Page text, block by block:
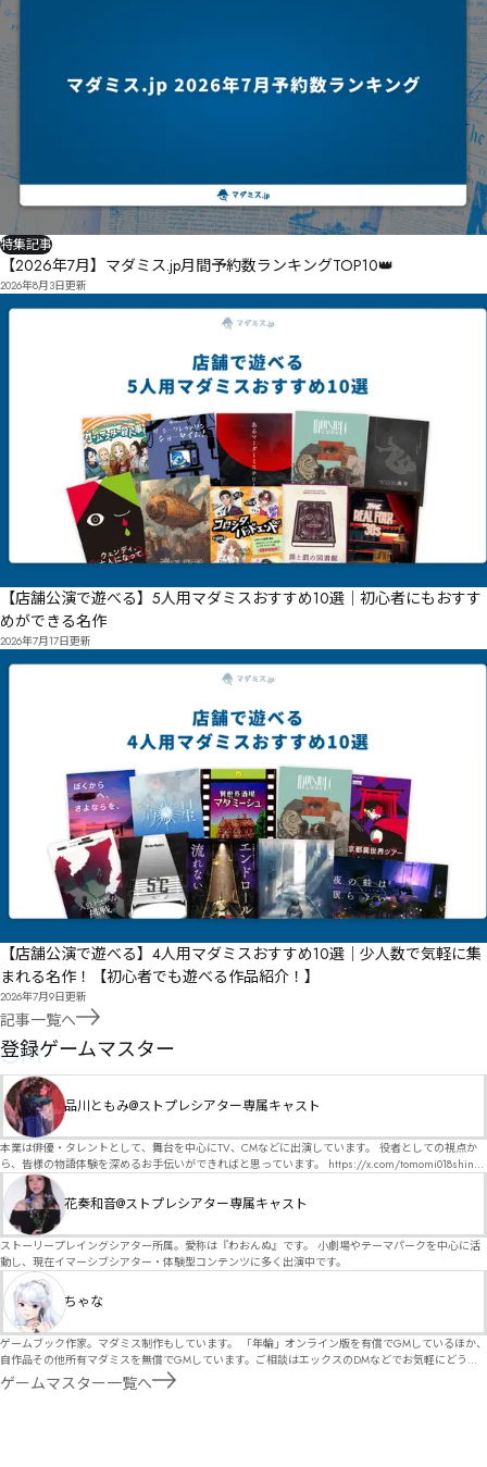
㉸㊙㊈㊰㊠餣夦湌㊂㊵㊗柩鷨㊐㊤礵㊼㊢㊦
羄導㋓㊔㋕㊖㊱㊖㊳㊘㊳㊤㊭Őő
㊗㊸㋗罶柌㋂况圛㋭㊞㋧㊪㋇㊦㊵㊸㊧㋢㊾򸼂
特集記事
【2026年7月】マダミス.jp月間予約数ランキングTOP10👑
2026年8月3日更新
【店舗公演で遊べる】5人用マダミスおすすめ10選｜初心者にもおすす
めができる名作
2026年7月17日更新
【店舗公演で遊べる】4人用マダミスおすすめ10選｜少人数で気軽に集
まれる名作！【初心者でも遊べる作品紹介！】
2026年7月9日更新
記事一覧へ
GM
登録ゲームマスター
品川ともみ@ストプレシアター専属キャスト
本業は俳優・タレントとして、舞台を中心にTV、CMなどに出演しています。 役者としての視点か
ら、皆様の物語体験を深めるお手伝いができればと思っています。 https://x.com/tomomi018shin?
s=11 活動内容はSNSにて投稿しています。 SPT所属。 ストーリープレイングシアター「星詠みの
標」にてGMデビュー。 ボードゲーム×体感型演劇 イマーシブカフェ「コアクト」(不定期開催)出
演中。
花奏和音@ストプレシアター専属キャスト
ストーリープレイングシアター所属。愛称は『わおんぬ』です。 小劇場やテーマパークを中心に活
動し、現在イマーシブシアター・体験型コンテンツに多く出演中です。
ちゃな
ゲームブック作家。マダミス制作もしています。 「年輪」オンライン版を有償でGMしているほか、
自作品その他所有マダミスを無償でGMしています。ご相談はエックスのDMなどでお気軽にどう
ぞ。
ゲームマスター一覧へ